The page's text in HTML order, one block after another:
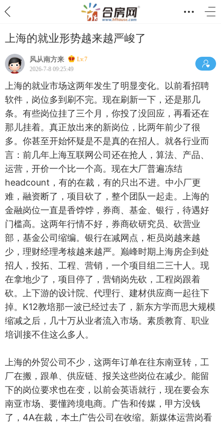
上海的就业形势越来越严峻了
风从南方来
Lv.7
2026-7-8 09:25:49
上海的就业市场这两年发生了明显变化。以前看招聘
软件，岗位多到刷不完。现在刷新一下，还是那几
条。有些岗位挂了三个月，你投了没回应，再看还在
那儿挂着。真正放出来的新岗位，比两年前少了很
多。你甚至开始怀疑是不是真的在招人。就各行业而
言：前几年上海互联网公司还在抢人，算法、产品、
运营，开价一个比一个高。现在大厂普遍冻结
headcount，有的在裁，有的只出不进。中小厂更
难，融资断了，项目砍了，整个团队一起走。上海的
金融岗位一直是香饽饽，券商、基金、银行，待遇好
门槛高。这两年行情不好，券商砍研究员、砍营业
部，基金公司缩编。银行在减网点，柜员岗越来越
少，理财经理考核越来越严。巅峰时期上海房企到处
招人，投拓、工程、营销，一个项目组二三十人。现
在拿地少了，项目停了，营销岗先砍，工程岗跟着
砍。上下游的设计院、代理行、建材供应商一起往下
掉。K12教培那一波已经过去了，新东方学而思大规模
缩减之后，几十万从业者流入市场。素质教育、职业
培训接不住这么多人。
上海的外贸公司不少，这两年订单在往东南亚转，工
厂在搬，跟单、供应链、报关这些岗位在减少。能留
下的岗位要求也在变，以前会英语就行，现在要会东
南亚市场、要懂跨境电商。广告和传媒，甲方没钱
了，4A在裁，本土广告公司在收缩。新媒体运营岗看